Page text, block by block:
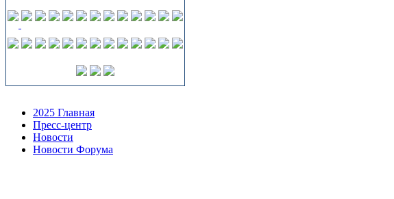
2025 Главная
Пресс-центр
Новости
Новости Форума